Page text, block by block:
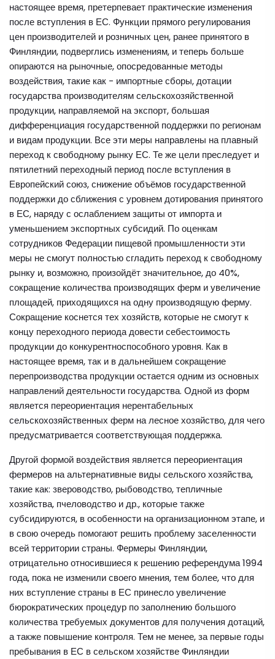
настоящее время, претерпевает практические изменения
после вступления в ЕС. Функции прямого регулирования
цен производителей и розничных цен, ранее принятого в
Финляндии, подверглись изменениям, и теперь больше
опираются на рыночные, опосредованные методы
воздействия, такие как - импортные сборы, дотации
государства производителям сельскохозяйственной
продукции, направляемой на экспорт, большая
дифференциация государственной поддержки по регионам
и видам продукции. Все эти меры направлены на плавный
переход к свободному рынку ЕС. Те же цели преследует и
пятилетний переходный период после вступления в
Европейский союз, снижение объёмов государственной
поддержки до сближения с уровнем дотирования принятого
в ЕС, наряду с ослаблением защиты от импорта и
уменьшением экспортных субсидий. По оценкам
сотрудников Федерации пищевой промышленности эти
меры не смогут полностью сгладить переход к свободному
рынку и, возможно, произойдёт значительное, до 40%,
сокращение количества производящих ферм и увеличение
площадей, приходящихся на одну производящую ферму.
Сокращение коснется тех хозяйств, которые не смогут к
концу переходного периода довести себестоимость
продукции до конкурентноспособного уровня. Как в
настоящее время, так и в дальнейшем сокращение
перепроизводства продукции остается одним из основных
направлений деятельности государства. Одной из форм
является переориентация нерентабельных
сельскохозяйственных ферм на лесное хозяйство, для чего
предусматривается соответствующая поддержка.
Другой формой воздействия является переориентация
фермеров на альтернативные виды сельского хозяйства,
такие как: звероводство, рыбоводство, тепличные
хозяйства, пчеловодство и др., которые также
субсидируются, в особенности на организационном этапе, и
в свою очередь помогают решить проблему заселенности
всей территории страны. Фермеры Финляндии,
отрицательно относившиеся к решению референдума 1994
года, пока не изменили своего мнения, тем более, что для
них вступление страны в ЕС принесло увеличение
бюрократических процедур по заполнению большого
количества требуемых документов для получения дотаций,
а также повышение контроля. Тем не менее, за первые годы
пребывания в ЕС в сельском хозяйстве Финляндии